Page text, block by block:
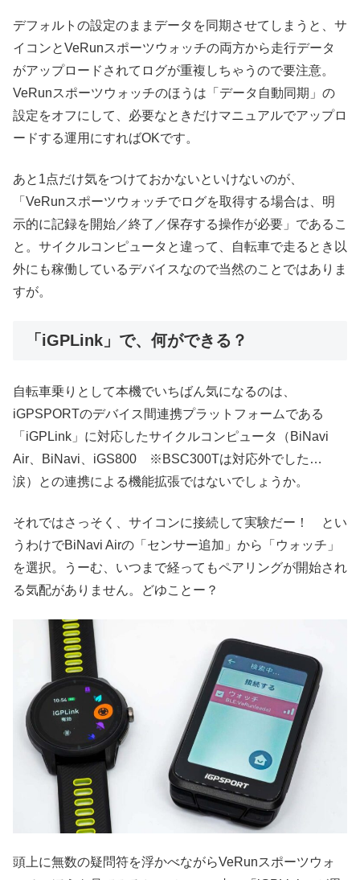
デフォルトの設定のままデータを同期させてしまうと、サ
イコンとVeRunスポーツウォッチの両方から走行データ
がアップロードされてログが重複しちゃうので要注意。
VeRunスポーツウォッチのほうは「データ自動同期」の
設定をオフにして、必要なときだけマニュアルでアップロ
ードする運用にすればOKです。
あと1点だけ気をつけておかないといけないのが、
「VeRunスポーツウォッチでログを取得する場合は、明
示的に記録を開始／終了／保存する操作が必要」であるこ
と。サイクルコンピュータと違って、自転車で走るとき以
外にも稼働しているデバイスなので当然のことではありま
すが。
「iGPLink」で、何ができる？
自転車乗りとして本機でいちばん気になるのは、
iGPSPORTのデバイス間連携プラットフォームである
「iGPLink」に対応したサイクルコンピュータ（BiNavi
Air、BiNavi、iGS800 ※BSC300Tは対応外でした…
涙）との連携による機能拡張ではないでしょうか。
それではさっそく、サイコンに接続して実験だー！ とい
うわけでBiNavi Airの「センサー追加」から「ウォッチ」
を選択。うーむ、いつまで経ってもペアリングが開始され
る気配がありません。どゆことー？
頭上に無数の疑問符を浮かべながらVeRunスポーツウォ